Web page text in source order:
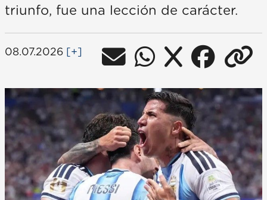
triunfo, fue una lección de carácter.
08.07.2026 [+]